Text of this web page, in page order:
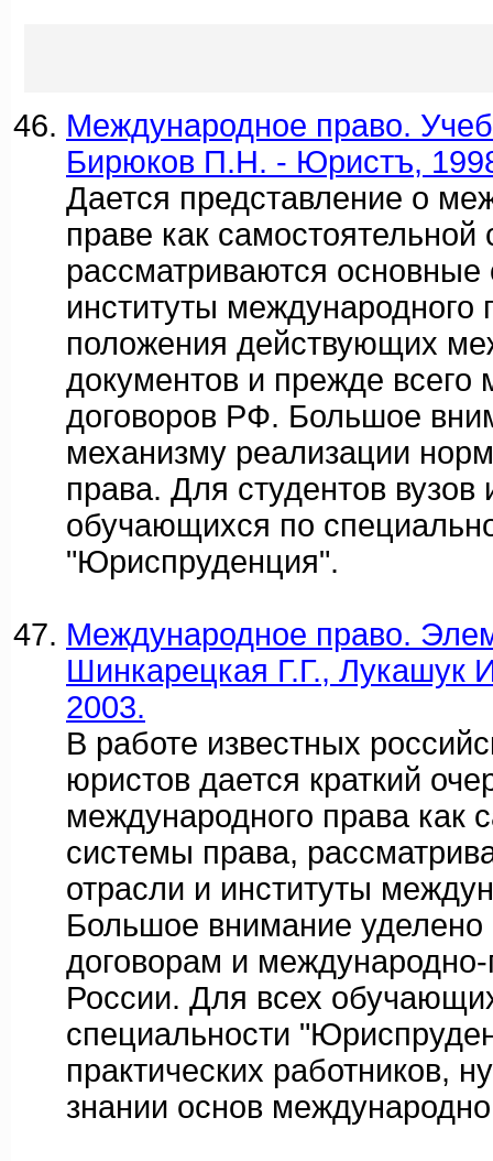
Международное право.
Бирюков П.Н. - Юристъ,
Дается представление о
праве как самостоятельной
рассматриваются основные
институты международного
положения действующих
документов и прежде
договоров РФ. Большое
механизму реализации
права. Для студентов вузов
обучающихся по
"Юриспруденция".
Международное право.
Шинкарецкая Г.Г., Лукашук
2003.
В работе известных
юристов дается краткий
международного права как
системы права,
отрасли и институты
Большое внимание
договорам и международно-
России. Для всех
специальности
практических работников,
знании основ